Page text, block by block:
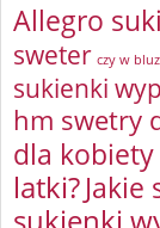
Allegro
sweter czy w
sukienki
hm swetry
dla kobiety
latki?Jakie